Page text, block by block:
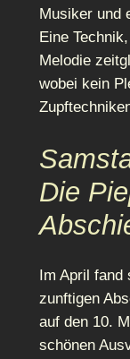
Musiker und
Eine
Melodie
wobei kein
Die
Im April
zunftigen
auf den 10.
schönen